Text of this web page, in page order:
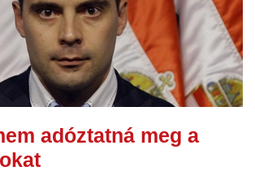
adóztatná meg a